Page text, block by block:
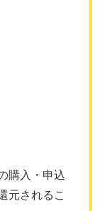
購入・申込
元されるこ